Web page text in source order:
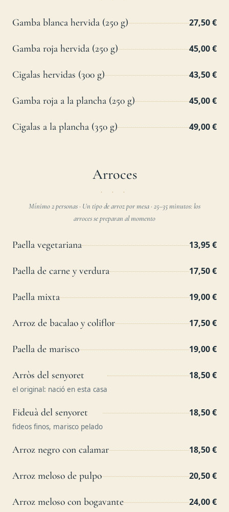
Gamba blanca hervida (250 g) 27,50 €
Gamba roja hervida (250 g) 45,00 €
Cigalas hervidas (300 g) 43,50 €
Gamba roja a la plancha (250 g) 45,00 €
Cigalas a la plancha (350 g) 49,00 €
Arroces
Mínimo 2 personas · Un tipo de arroz por mesa · 25–35 minutos: los
arroces se preparan al momento
Paella vegetariana 13,95 €
Paella de carne y verdura 17,50 €
Paella mixta 19,00 €
Arroz de bacalao y coliflor 17,50 €
Paella de marisco 19,00 €
Arròs del senyoret
el original: nació en esta casa
18,50 €
Fideuà del senyoret
fideos finos, marisco pelado
18,50 €
Arroz negro con calamar 18,50 €
Arroz meloso de pulpo 20,50 €
Arroz meloso con bogavante 24,00 €